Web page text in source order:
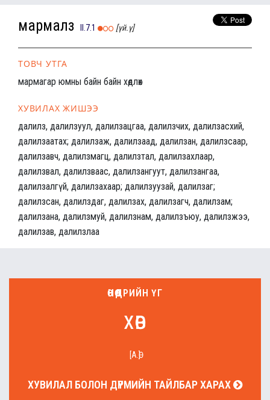
мармалз II.7.1 [үй.ү]
ТОВЧ УТГА
мармагар юмны байн байн хөдлөх
ХУВИЛАХ ЖИШЭЭ
далилз, далилзуул, далилзацгаа, далилзчих, далилзасхий,
далилзаатах; далилзаж, далилзаад, далилзан, далилзсаар,
далилзавч, далилзмагц, далилзтал, далилзахлаар,
далилзвал, далилзваас, далилзангуут, далилзангаа,
далилзалгүй, далилзахаар; далилзуузай, далилзаг;
далилзсан, далилздаг, далилзах, далилзагч, далилзам;
далилзана, далилзмуй, далилзнам, далилзъюу, далилзжээ,
далилзав, далилзлаа
ӨНӨӨДРИЙН ҮГ
хөв
[А.Ө]
ХУВИЛАЛ БОЛОН ДҮРМИЙН ТАЙЛБАР ХАРАХ